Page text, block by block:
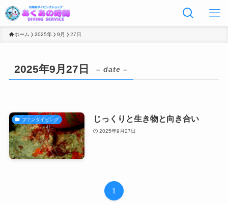
ホーム 2025年 9月 27日
2025年9月27日 – date –
ファンダイビング じっくりと生き物と向き合い
2025年9月27日
1